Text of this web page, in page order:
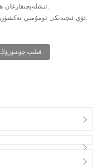
PDF قىلىپ چۈشۈرۈڭ